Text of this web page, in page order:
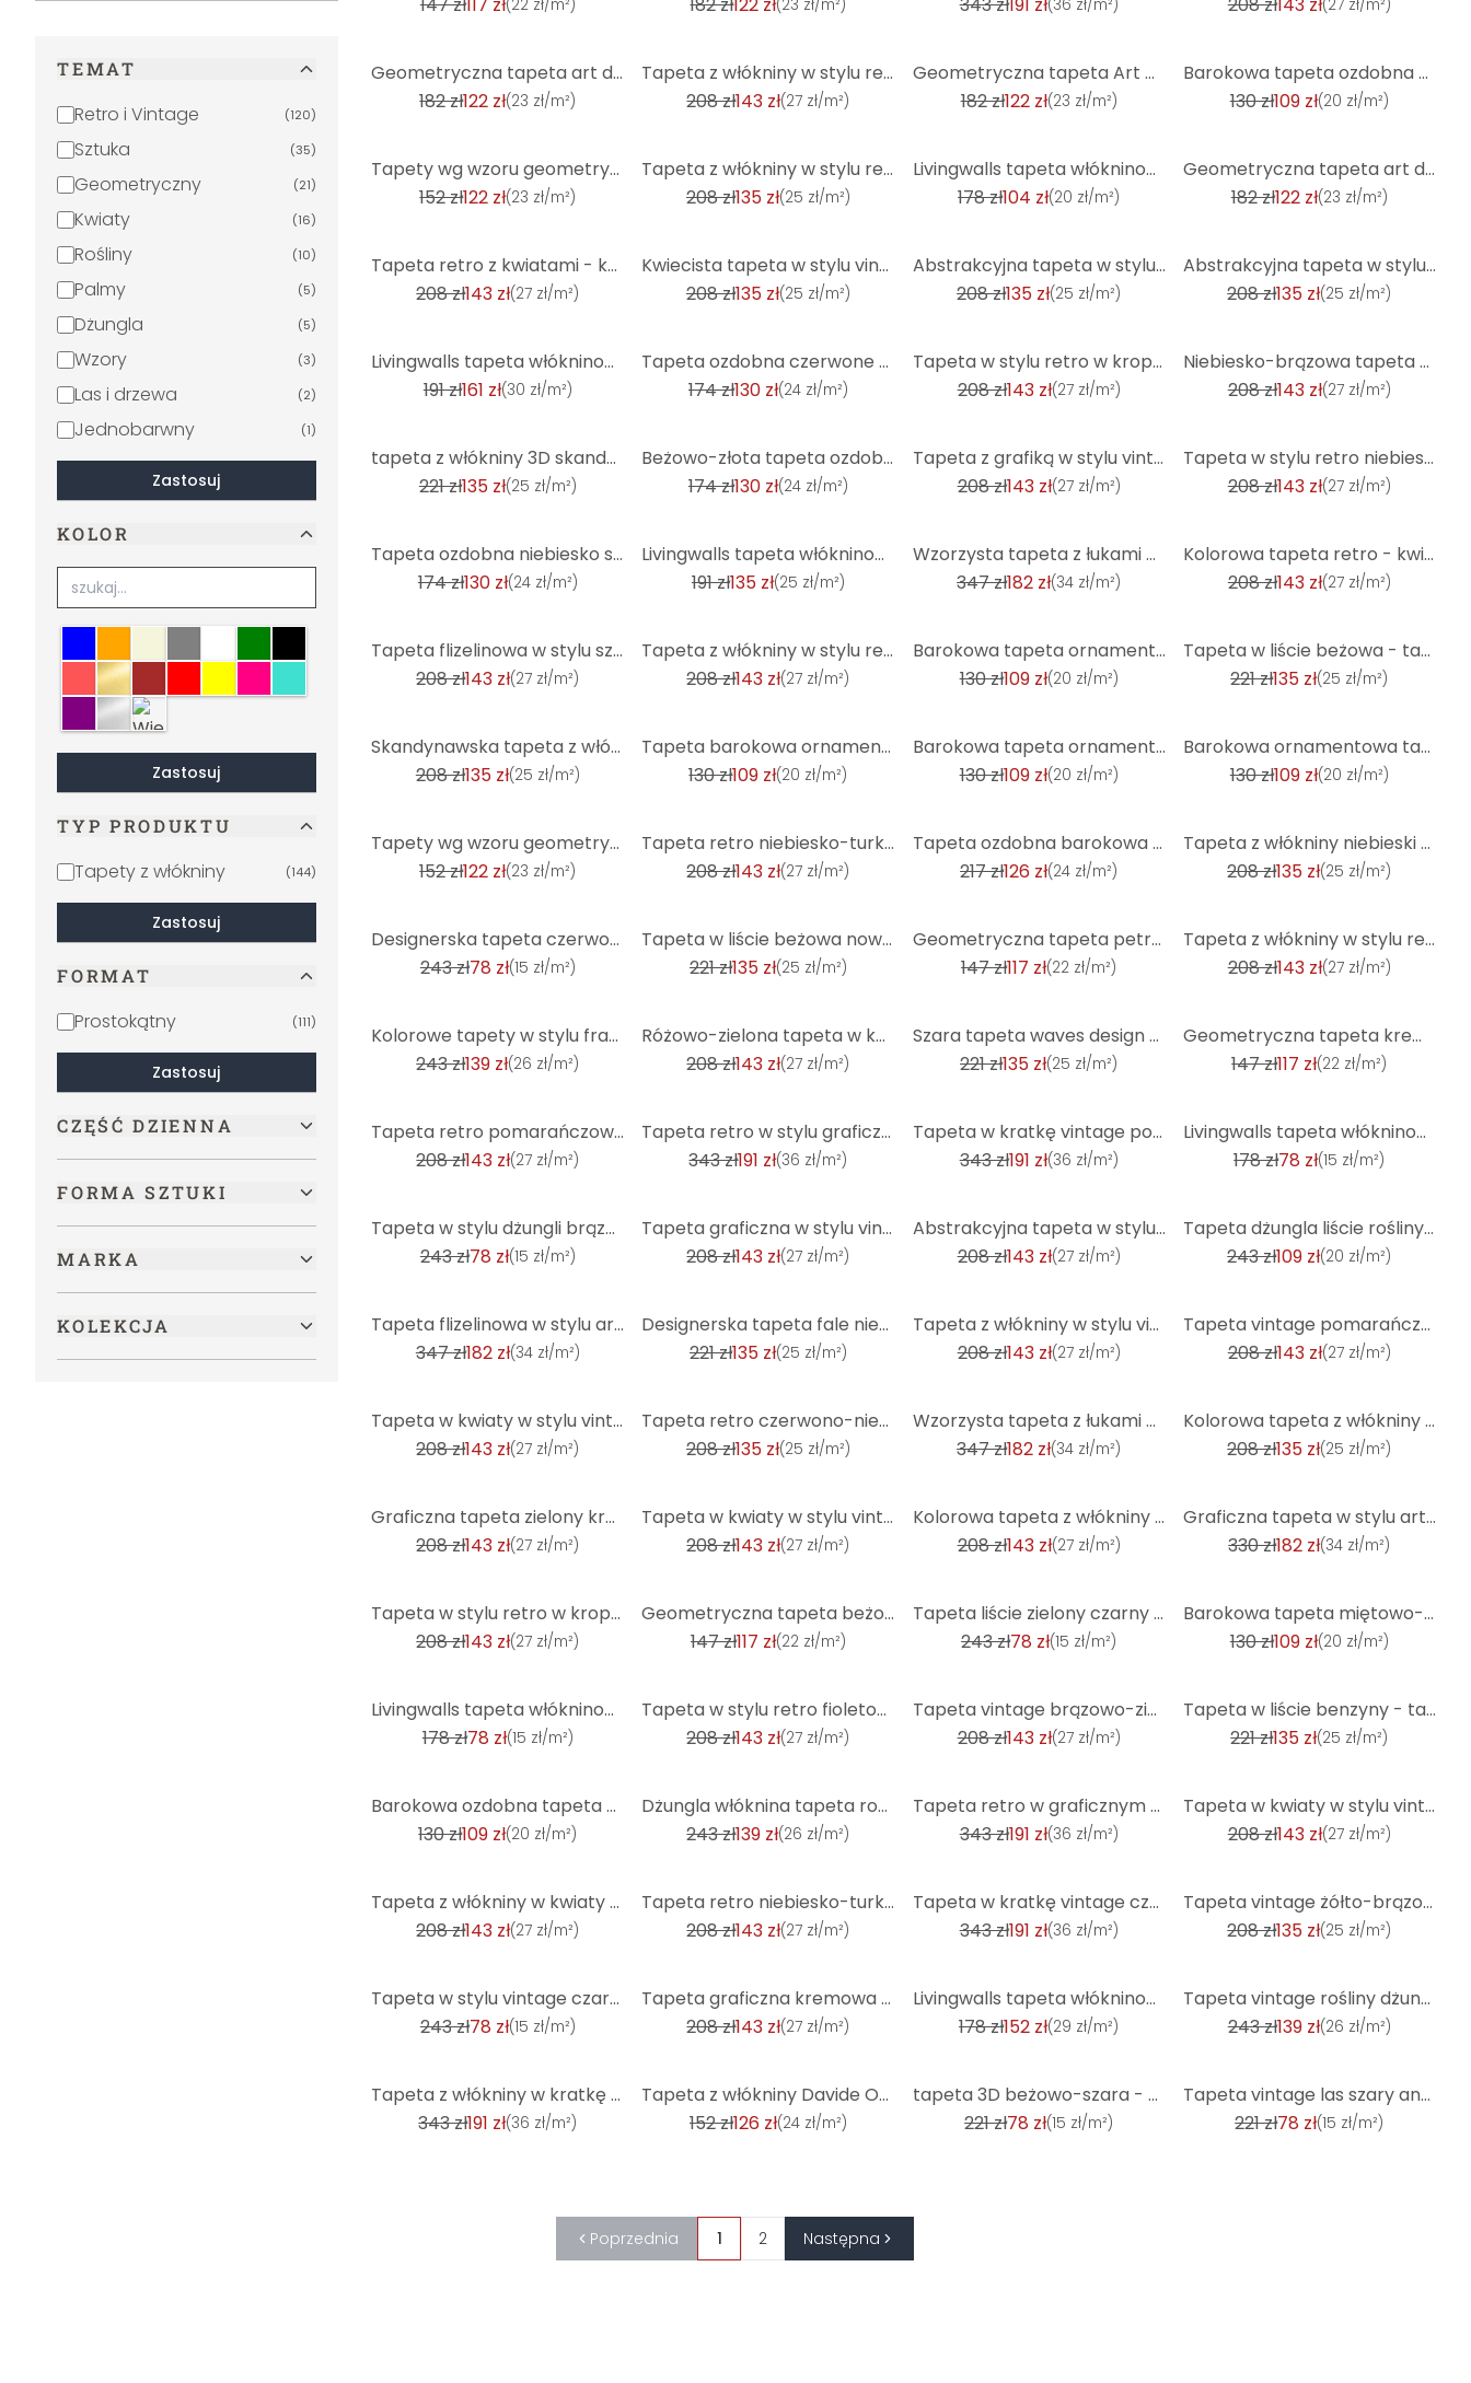
TEMAT
Retro i Vintage (120)
Sztuka (35)
Geometryczny (21)
Kwiaty (16)
Rośliny (10)
Palmy (5)
Dżungla (5)
Wzory (3)
Las i drzewa (2)
Jednobarwny (1)
Zastosuj
KOLOR
KremZłoto
Fioletowy
SrebrnyWielokolorowe
Zastosuj
TYP PRODUKTU
Tapety z włókniny (144)
Zastosuj
FORMAT
Prostokątny (111)
Zastosuj
CZĘŚĆ DZIENNA
FORMA SZTUKI
MARKA
KOLEKCJA
(22 zł/m²) (23 zł/m²) (36 zł/m²) (27 zł/m²)
Geometryczna tapeta art deco kremowe złoto - nowoczesna tapeta wg wzoru - tapeta z włókniny
182 zł122 zł(23 zł/m²)
Tapeta z włókniny w stylu retro zielono-żółta - tapeta z abstrakcyjnym wzorem - tapeta vintage
208 zł143 zł(27 zł/m²)
Geometryczna tapeta Art Deco niebiesko srebrna - nowoczesna tapeta wg wzoru - tapeta z włókniny
182 zł122 zł(23 zł/m²)
Barokowa tapeta ozdobna ciemnoszara srebrna - klasyczna tłoczona tapeta z włókniny
130 zł109 zł(20 zł/m²)
Tapety wg wzoru geometrycznego w kolorze beżowo-szaro-białym - nowoczesne tapety z włókniny dyskretn
152 zł122 zł(23 zł/m²)
Tapeta z włókniny w stylu retro - kolorowa tapeta w kwiaty - tapeta z wzorem w stylu vintage
208 zł135 zł(25 zł/m²)
Livingwalls tapeta włókninowa New Walls 50's Glam Art Deco tapeta niebieska, zielona, metaliczna
178 zł104 zł(20 zł/m²)
Geometryczna tapeta art deco ciemnoniebieskie złoto - nowoczesna tapeta wg wzoru - tapeta z włókniny
182 zł122 zł(23 zł/m²)
Tapeta retro z kwiatami - kwiecista tapeta z włókniny czerwono-niebieska - tapeta w stylu vintage
208 zł143 zł(27 zł/m²)
Kwiecista tapeta w stylu vintage pomarańczowa zieleń - kwiecista tapeta z włókniny w stylu retro - t
208 zł135 zł(25 zł/m²)
Abstrakcyjna tapeta w stylu vintage niebiesko-brązowa - grafika tapety z włókniny retro - wzór tapet
208 zł135 zł(25 zł/m²)
Abstrakcyjna tapeta w stylu vintage zielono-żółta - grafika tapety z włókniny retro - wzór tapety
208 zł135 zł(25 zł/m²)
Livingwalls tapeta włókninowa New Walls Urban Grace tapeta geometryczna niebieska, szara, metaliczna
191 zł161 zł(30 zł/m²)
Tapeta ozdobna czerwone złoto - Tapeta z włókniny o wyglądzie vintage i błyszczącej fakturze
174 zł130 zł(24 zł/m²)
Tapeta w stylu retro w kropki beżowo-pomarańczowa - tapeta z włókniny z graficznym wzorem - teksturo
208 zł143 zł(27 zł/m²)
Niebiesko-brązowa tapeta z grafiką - tapeta z włókniny w stylu retro - wzorzysta tapeta
208 zł143 zł(27 zł/m²)
tapeta z włókniny 3D skandynawska niebieska beżowa - tapeta do kuchni
221 zł135 zł(25 zł/m²)
Beżowo-złota tapeta ozdobna - tapeta z włókniny o błyszczącej fakturze w stylu vintage
174 zł130 zł(24 zł/m²)
Tapeta z grafiką w stylu vintage brązowo-żółta - tapeta z włókniny w stylu retro - teksturowana tape
208 zł143 zł(27 zł/m²)
Tapeta w stylu retro niebiesko-żółta - tapeta z włókniny w kropki z graficznym wzorem - tapeta tekst
208 zł143 zł(27 zł/m²)
Tapeta ozdobna niebiesko srebrna - Tapeta z włókniny z połyskiem i ornamentami w stylu vintage
174 zł130 zł(24 zł/m²)
Livingwalls tapeta włókninowa New Walls Urban Grace tapeta geometryczna metaliczna, czarna
191 zł135 zł(25 zł/m²)
Wzorzysta tapeta z łukami w stylu art deco zielono niebieska - graficzna tapeta w stylu retro
347 zł182 zł(34 zł/m²)
Kolorowa tapeta retro - kwiecista tapeta z włókniny w stylu retro - tapeta z wzorem vintage
208 zł143 zł(27 zł/m²)
Tapeta flizelinowa w stylu szwedzkim beżowa - graficzna tapeta skandynawska do salonu, sypialni
208 zł143 zł(27 zł/m²)
Tapeta z włókniny w stylu retro pomarańczowo-różowa - tapeta z abstrakcyjnym wzorem - tapeta vintage
208 zł143 zł(27 zł/m²)
Barokowa tapeta ornament jasnoszary srebrny - Tapeta z włókniny z wytłoczeniami
130 zł109 zł(20 zł/m²)
Tapeta w liście beżowa - tapeta z włókniny w kwiaty do salonu
221 zł135 zł(25 zł/m²)
Skandynawska tapeta z włókniny w szwedzkim stylu z grafiką w kolorze niebieskim do sypialni, przedpo
208 zł135 zł(25 zł/m²)
Tapeta barokowa ornament jasnoszary srebrny - Tapeta z włókniny szlachetny tłoczony
130 zł109 zł(20 zł/m²)
Barokowa tapeta ornament jasnoniebieski srebrny - Tapeta z włókniny z teksturą
130 zł109 zł(20 zł/m²)
Barokowa ornamentowa tapeta w kolorze turkusowo-niebieskim - klasyczna tapeta z włókniny z tłoczenie
130 zł109 zł(20 zł/m²)
Tapety wg wzoru geometrycznego w kolorze beżowo-szaro-czarnym - nowoczesna abstrakcyjna tapeta z włó
152 zł122 zł(23 zł/m²)
Tapeta retro niebiesko-turkusowa - abstrakcyjna tapeta z włókniny w stylu vintage - wzorzysta tapeta
208 zł143 zł(27 zł/m²)
Tapeta ozdobna barokowa turkusowo-beżowa - klasyczna tapeta z włókniny - tapetowanie bez kleju
217 zł126 zł(24 zł/m²)
Tapeta z włókniny niebieski żółty pomarańczowy różowy - tapeta z abstrakcyjnym wzorem - tapeta vinta
208 zł135 zł(25 zł/m²)
Designerska tapeta czerwono pomarańczowa - Próbki tapety flizelinowej do kuchni, jadalni, przedpokoj
243 zł78 zł(15 zł/m²)
Tapeta w liście beżowa nowoczesna - tapeta w kwiaty liście włóknina kwiaty
221 zł135 zł(25 zł/m²)
Geometryczna tapeta petrol silver - Tapeta z włókniny z nowoczesnym wzorem w linie - Tapeta teksturo
147 zł117 zł(22 zł/m²)
Tapeta z włókniny w stylu retro zielona pomarańczowa - tapeta z abstrakcyjnym wzorem - tapeta vintag
208 zł143 zł(27 zł/m²)
Kolorowe tapety w stylu francuskim - tapety z włókniny jungle rośliny pomarańczowe
243 zł139 zł(26 zł/m²)
Różowo-zielona tapeta w kwiaty - kwiecista tapeta retro - tapeta z włókniny w stylu vintage
208 zł143 zł(27 zł/m²)
Szara tapeta waves design - nowoczesna tapeta z włókniny w jasnoszarym salonie
221 zł135 zł(25 zł/m²)
Geometryczna tapeta kremowa biel - Tapeta z włókniny z nowoczesnym wzorem w linie - Tapeta teksturow
147 zł117 zł(22 zł/m²)
Tapeta retro pomarańczowo-beżowa - abstrakcyjna tapeta z włókniny w stylu vintage - wzorzysta tapeta
208 zł143 zł(27 zł/m²)
Tapeta retro w stylu graficznym kremowo-szara - geometryczna tapeta z włókniny w stylu vintage
343 zł191 zł(36 zł/m²)
Tapeta w kratkę vintage pomarańczowo-biała - tapeta w kratkę retro - nowoczesna tapeta z włókniny
343 zł191 zł(36 zł/m²)
Livingwalls tapeta włókninowa New Walls 50's Glam geometryczna tapeta niebieska, czarna
178 zł78 zł(15 zł/m²)
Tapeta w stylu dżungli brązowo-różowa - tapeta z włókniny w stylu vintage rośliny liście
243 zł78 zł(15 zł/m²)
Tapeta graficzna w stylu vintage niebiesko-turkusowa - tapeta z włókniny w stylu retro - tapeta we w
208 zł143 zł(27 zł/m²)
Abstrakcyjna tapeta w stylu vintage czerwono-pomarańczowa - grafika tapety z włókniny retro - wzór t
208 zł143 zł(27 zł/m²)
Tapeta dżungla liście rośliny zielony niebieski biały - tapeta flizelinowa Próbki
243 zł109 zł(20 zł/m²)
Tapeta flizelinowa w stylu art deco czarne złoto - tapeta graficzna z wzorem linii
347 zł182 zł(34 zł/m²)
Designerska tapeta fale niebiesko-beżowa - wysokiej jakości tapeta z włókniny w stylu vintage
221 zł135 zł(25 zł/m²)
Tapeta z włókniny w stylu vintage czerwono-pomarańczowa - tapeta z wzorem retro - tapeta graficzna
208 zł143 zł(27 zł/m²)
Tapeta vintage pomarańczowo-czarna - tapeta z włókniny w stylu retro - tapeta z graficznym wzorem
208 zł143 zł(27 zł/m²)
Tapeta w kwiaty w stylu vintage niebiesko-pomarańczowa - tapeta w kwiaty w stylu retro - tapeta z wł
208 zł143 zł(27 zł/m²)
Tapeta retro czerwono-niebieska - abstrakcyjna tapeta z włókniny w stylu vintage - wzorzysta tapeta
208 zł135 zł(25 zł/m²)
Wzorzysta tapeta z łukami w stylu art deco pomarańczowy biały - tapeta graficzna w stylu retro
347 zł182 zł(34 zł/m²)
Kolorowa tapeta z włókniny - tapeta w kwiaty w stylu retro - tapeta z wzorem vintage
208 zł135 zł(25 zł/m²)
Graficzna tapeta zielony krem - tapeta z włókniny w stylu retro - wzorzysta tapeta
208 zł143 zł(27 zł/m²)
Tapeta w kwiaty w stylu vintage pomarańczowo-żółta - tapeta z włókniny w stylu retro w kwiaty - tape
208 zł143 zł(27 zł/m²)
Kolorowa tapeta z włókniny - tapeta w kwiaty w stylu vintage - tapeta z wzorem retro
208 zł143 zł(27 zł/m²)
Graficzna tapeta w stylu art deco turkusowo-biała - tapeta flizelinowa z próbkami w stylu retro
330 zł182 zł(34 zł/m²)
Tapeta w stylu retro w kropki pomarańczowo-różowa - tapeta z włókniny z graficznym wzorem - teksturo
208 zł143 zł(27 zł/m²)
Geometryczna tapeta beżowo-srebrna - Tapeta z włókniny z nowoczesnym wzorem linii - tapeta teksturow
147 zł117 zł(22 zł/m²)
Tapeta liście zielony czarny - rośliny włókniny tapety kwiatowy nowoczesny
243 zł78 zł(15 zł/m²)
Barokowa tapeta miętowo-srebrna z ornamentem - Tapeta z włókniny z tłoczeniem - Tapeta z klasycznym
130 zł109 zł(20 zł/m²)
Livingwalls tapeta włókninowa New Walls Finca Home geometryczna tapeta kremowa, szara
178 zł78 zł(15 zł/m²)
Tapeta w stylu retro fioletowo-pomarańczowa - tapeta z włókniny w kropki z graficznym Próbki - tekst
208 zł143 zł(27 zł/m²)
Tapeta vintage brązowo-zielona - tapeta z wzorem retro - graficzna tapeta z włókniny
208 zł143 zł(27 zł/m²)
Tapeta w liście benzyny - tapeta w kwiaty w stylu vintage żółto-niebieska - tapeta w kwiaty z włókni
221 zł135 zł(25 zł/m²)
Barokowa ozdobna tapeta w kolorze biało-szarym - klasyczna tłoczona tapeta z włókniny - elegancka ta
130 zł109 zł(20 zł/m²)
Dżungla włóknina tapeta rośliny różowy biały nowoczesna tapeta liście
243 zł139 zł(26 zł/m²)
Tapeta retro w graficznym stylu czarno-białym - graficzna tapeta z włókniny w stylu vintage
343 zł191 zł(36 zł/m²)
Tapeta w kwiaty w stylu vintage beżowo-brązowa - tapeta w kwiaty w stylu retro - tapeta we wzory w s
208 zł143 zł(27 zł/m²)
Tapeta z włókniny w kwiaty brązowo-pomarańczowa - kwiecista tapeta retro - tapeta vintage
208 zł143 zł(27 zł/m²)
Tapeta retro niebiesko-turkusowa - tapeta flizelinowa w kropki z graficznym Próbki - tapeta teksturo
208 zł143 zł(27 zł/m²)
Tapeta w kratkę vintage czerwono czarna - tapeta w kratkę retro - nowoczesna tapeta z włókniny
343 zł191 zł(36 zł/m²)
Tapeta vintage żółto-brązowa - tapeta z wzorem retro - graficzna tapeta z włókniny
208 zł135 zł(25 zł/m²)
Tapeta w stylu vintage czarna beżowa - tapeta flizelinowa do sypialni
243 zł78 zł(15 zł/m²)
Tapeta graficzna kremowa biel - tapeta z włókniny w stylu retro - tapeta we wzory
208 zł143 zł(27 zł/m²)
Livingwalls tapeta włókninowa New Walls 50's Glam Art Deco tapeta beżowa, brązowa, metaliczna
178 zł152 zł(29 zł/m²)
Tapeta vintage rośliny dżungli liście niebieski zielony włóknina tapeta
243 zł139 zł(26 zł/m²)
Tapeta z włókniny w kratkę w stylu retro biała szara - tapeta w kratkę vintage nowoczesna
343 zł191 zł(36 zł/m²)
Tapeta z włókniny Davide Ornament Red Metallic - Maison Du Temps Neoklasycystyczny salon przedpokój
152 zł126 zł(24 zł/m²)
tapeta 3D beżowo-szara - nowoczesna geometryczna tapeta z włókniny
221 zł78 zł(15 zł/m²)
Tapeta vintage las szary antracyt - tapeta z włókniny z drzewami - tapeta
221 zł78 zł(15 zł/m²)
Poprzednia 1 2 Następna